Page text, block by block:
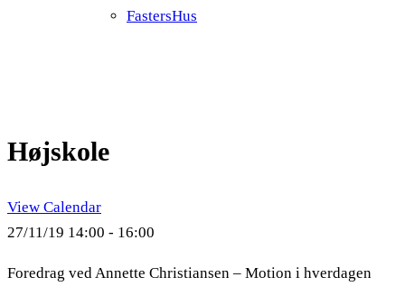
FastersHus
Højskole
View Calendar
27/11/19 14:00 - 16:00
Foredrag ved Annette Christiansen – Motion i hverdagen